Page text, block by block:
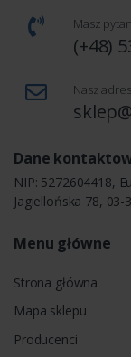
Masz
(+48)
Nasz
Dane
NIP: 5272604418,
Jagiellońska 78,
Menu główne
Strona główna
Mapa sklepu
Producenci